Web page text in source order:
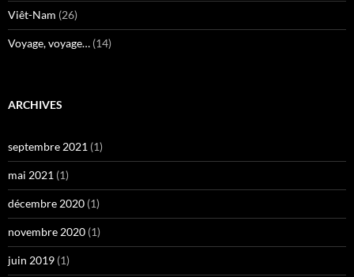
Viêt-Nam (26)
Voyage, voyage… (14)
ARCHIVES
septembre 2021 (1)
mai 2021 (1)
décembre 2020 (1)
novembre 2020 (1)
juin 2019 (1)